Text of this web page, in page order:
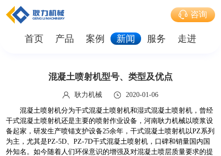
咨询
首页 产品 案例 新闻 服务 走进
混凝土喷射机型号、类型及优点
耿力机械
2020-01-06
混凝土喷射机分为干式混凝土喷射机和湿式混凝土喷射机，曾经
干式混凝土喷射机还是主要的喷射作业设备，河南耿力机械以喷浆设
备起家，研发生产喷锚支护设备25余年，干式混凝土喷射机以PZ系列
为主，尤其是PZ-5D、PZ-7D干式混凝土喷射机，口碑和销量国内国
外知名。如今随着人们环保意识的增强及对混凝土喷层质量要求的提